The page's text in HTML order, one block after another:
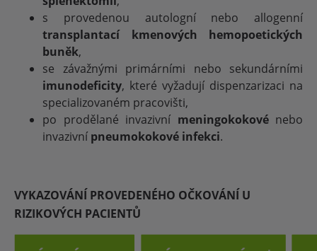
s provedenou autologní nebo allogenní
transplantací kmenových hemopoetických
buněk,
se závažnými primárními nebo sekundárními
imunodeficity, které vyžadují dispenzarizaci na
specializovaném pracovišti,
po prodělané invazivní meningokokovénebo
invazivní pneumokokové infekci.
VYKAZOVÁNÍ PROVEDENÉHO OČKOVÁNÍ U
RIZIKOVÝCH PACIENTŮ